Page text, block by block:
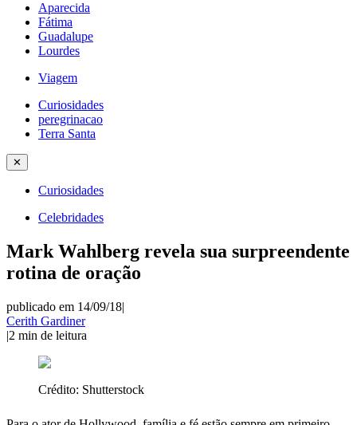
Aparecida
Fátima
Guadalupe
Lourdes
Viagem
Curiosidades
peregrinacao
Terra Santa
✕
Curiosidades
Celebridades
Mark Wahlberg revela sua surpreendente
rotina de oração
publicado em 14/09/18|
Cerith Gardiner
|2 min de leitura
Crédito: Shutterstock